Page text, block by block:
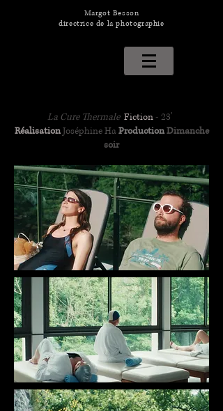
Margot Besson
directrice de la photographie
La Cure Thermale Fiction- 23'
RéalisationJoséphine Ha​ProductionDimanche
soir